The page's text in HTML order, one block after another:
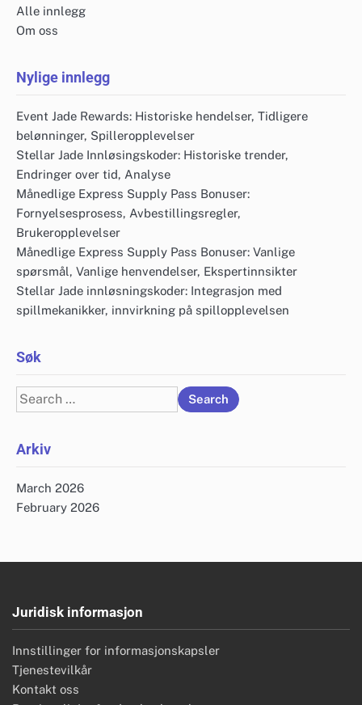
Alle innlegg
Om oss
Nylige innlegg
Event Jade Rewards: Historiske hendelser, Tidligere
belønninger, Spilleropplevelser
Stellar Jade Innløsingskoder: Historiske trender,
Endringer over tid, Analyse
Månedlige Express Supply Pass Bonuser:
Fornyelsesprosess, Avbestillingsregler,
Brukeropplevelser
Månedlige Express Supply Pass Bonuser: Vanlige
spørsmål, Vanlige henvendelser, Ekspertinnsikter
Stellar Jade innløsningskoder: Integrasjon med
spillmekanikker, innvirkning på spillopplevelsen
Søk
Search
for:
Arkiv
March 2026
February 2026
Juridisk informasjon
Innstillinger for informasjonskapsler
Tjenestevilkår
Kontakt oss